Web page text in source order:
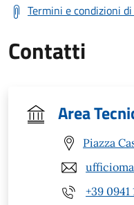
Termini e condizioni
Contatti
Area
Piazza
+39 0941